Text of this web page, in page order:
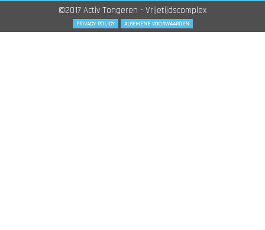
©2017 Activ Tongeren - Vrijetijdscomplex
PRIVACY POLICY ALGEMENE VOORWAARDEN